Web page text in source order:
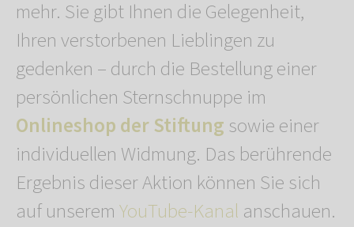
mehr. Sie gibt Ihnen die Gelegenheit,
Ihren verstorbenen Lieblingen zu
gedenken – durch die Bestellung einer
persönlichen Sternschnuppe im
Onlineshop der Stiftungsowie einer
individuellen Widmung. Das berührende
Ergebnis dieser Aktion können Sie sich
auf unseremYouTube-Kanal anschauen.